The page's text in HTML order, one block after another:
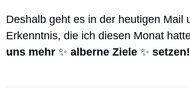
Deshalb geht es in der heutigen Mail
Erkenntnis, die ich diesen Monat
uns mehr ✨ alberne Ziele ✨ setzen!